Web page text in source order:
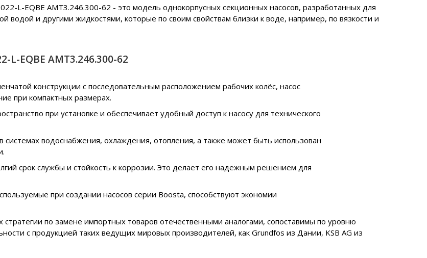
L-EQBE АМТ3.246.300-62 - это модель однокорпусных секционных насосов, разработанных для
водой и другими жидкостями, которые по своим свойствам близки к воде, например, по вязкости и
L-EQBE АМТ3.246.300-62
конструкции с последовательным расположением рабочих колёс, насос
при компактных размерах.
при установке и обеспечивает удобный доступ к насосу для технического
системах водоснабжения, охлаждения, отопления, а также может быть использован
срок службы и стойкость к коррозии. Это делает его надежным решением для
при создании насосов серии Boosta, способствуют экономии
по замене импортных товаров отечественными аналогами, сопоставимы по уровню
с продукцией таких ведущих мировых производителей, как Grundfos из Дании, KSB AG из